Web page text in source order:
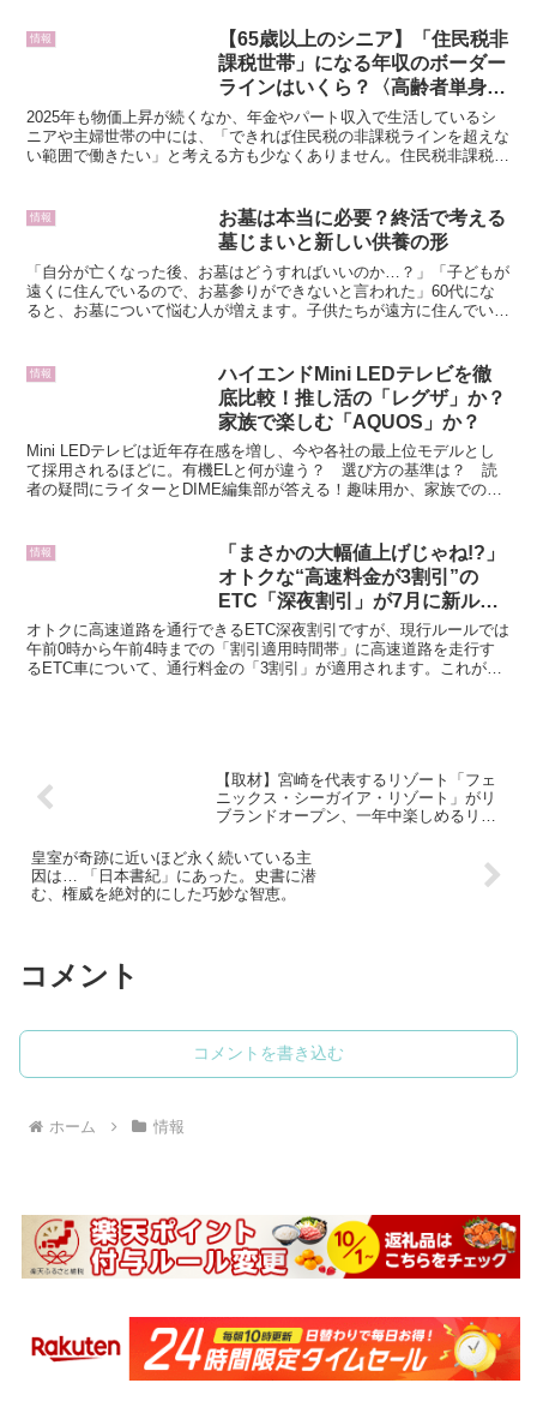
情報
【65歳以上のシニア】「住民税非
課税世帯」になる年収のボーダー
ラインはいくら？〈高齢者単身世
帯・夫婦世帯〉年金収入のみの場
合の非課税限度額一覧所得割・均
等割の両方が非課税になる人とは
2025年も物価上昇が続くなか、年金やパート収入で生活しているシ
ニアや主婦世帯の中には、「できれば住民税の非課税ラインを超えな
い範囲で働きたい」と考える方も少なくありません。住民税非課税世
情報
お墓は本当に必要？終活で考える
墓じまいと新しい供養の形
「自分が亡くなった後、お墓はどうすればいいのか…？」「子どもが
遠くに住んでいるので、お墓参りができないと言われた」60代にな
ると、お墓について悩む人が増えます。子供たちが遠方に住んでいる
情報
ハイエンドMini LEDテレビを徹
底比較！推し活の「レグザ」か？
家族で楽しむ「AQUOS」か？
Mini LEDテレビは近年存在感を増し、今や各社の最上位モデルとし
て採用されるほどに。有機ELと何が違う？ 選び方の基準は？ 読
者の疑問にライターとDIME編集部が答える！趣味用か、家族での使
情報
「まさかの大幅値上げじゃね!?」
オトクな“高速料金が3割引”の
ETC「深夜割引」が7月に新ルー
ル導入 複雑に変更される新・深
夜割引はどう変わる？
オトクに高速道路を通行できるETC深夜割引ですが、現行ルールでは
午前0時から午前4時までの「割引適用時間帯」に高速道路を走行す
るETC車について、通行料金の「3割引」が適用されます。これが
【取材】宮崎を代表するリゾート「フェ
ニックス・シーガイア・リゾート」がリ
ブランドオープン、一年中楽しめるリゾ
オーシャン・タワー（宮崎県／シーガイ
ア）
皇室が奇跡に近いほど永く続いている主
因は… 「日本書紀」にあった。史書に潜
む、権威を絶対的にした巧妙な智恵。
コメント
コメントを書き込む
ホーム 情報